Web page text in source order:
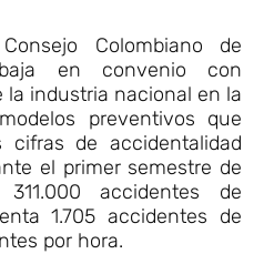
Colombiano de
en convenio con
la industria nacional en la
preventivos que
cifras de accidentalidad
el primer semestre de
accidentes de
1.705 accidentes de
por hora.